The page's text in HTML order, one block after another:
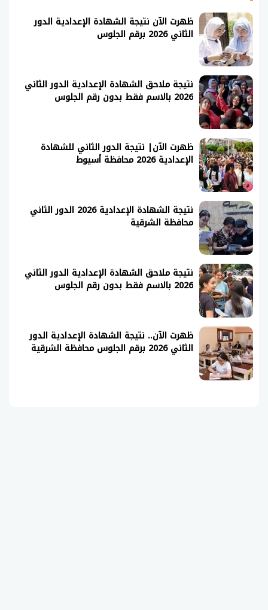
ظهرت الآن نتيجة الشهادة الإعدادية الدور
الثاني 2026 برقم الجلوس
نتيجة ملاحق الشهادة الإعدادية الدور الثاني
2026 بالاسم فقط بدون رقم الجلوس
ظهرت الآن| نتيجة الدور الثاني للشهادة
الإعدادية 2026 محافظة أسيوط
نتيجة الشهادة الإعدادية 2026 الدور الثاني
محافظة الشرقية
نتيجة ملاحق الشهادة الإعدادية الدور الثاني
2026 بالاسم فقط بدون رقم الجلوس
ظهرت الآن.. نتيجة الشهادة الإعدادية الدور
الثاني 2026 برقم الجلوس محافظة الشرقية